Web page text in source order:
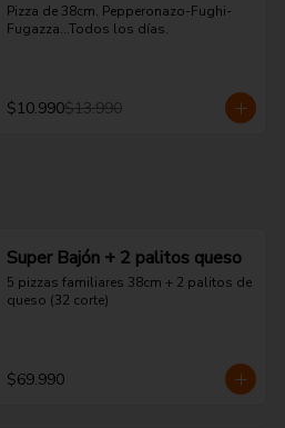
Pizza de 38cm. Pepperonazo-Fughi-
Fugazza...Todos los días.
$10.990$13.990
Super Bajón + 2 palitos queso
5 pizzas familiares 38cm + 2 palitos de
queso (32 corte)
$69.990